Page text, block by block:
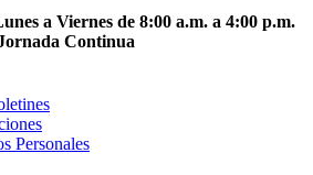
a Viernes de 8:00 a.m. a 4:00 p.m.
Continua
Personales